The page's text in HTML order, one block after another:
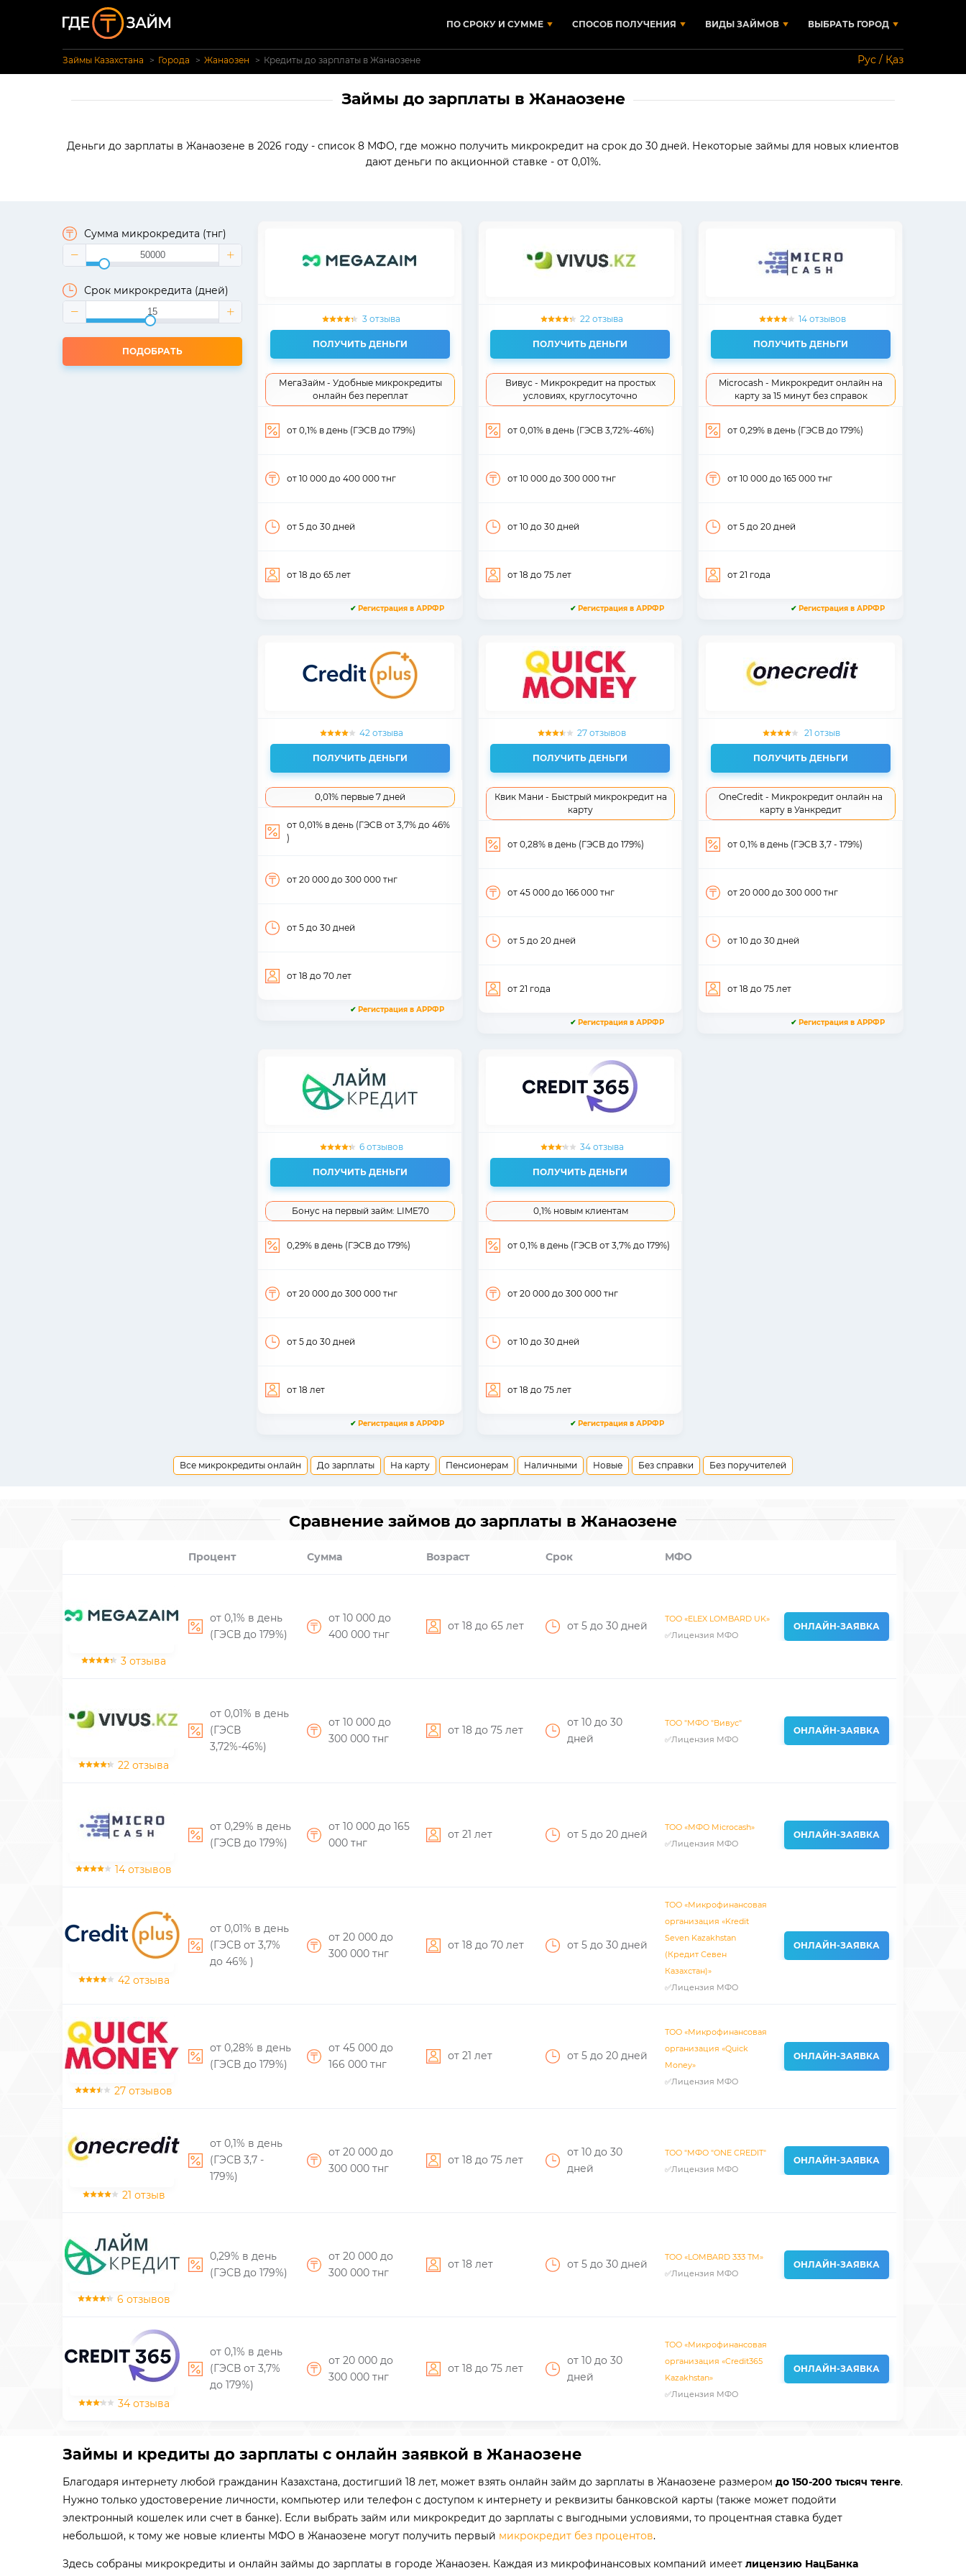
ПО СРОКУ И СУММЕ СПОСОБ ПОЛУЧЕНИЯ ВИДЫ ЗАЙМОВ ВЫБРАТЬ ГОРОД
Займы Казахстана Города Жанаозен Кредиты до зарплаты в Жанаозене Рус / Қаз
Займы до зарплаты в Жанаозене
Деньги до зарплаты в Жанаозене в 2026 году - список 8 МФО, где можно получить микрокредит на срок до 30 дней. Некоторые займы для новых клиентов
дают деньги по акционной ставке - от 0,01%.
Сумма микрокредита (тнг)
Срок микрокредита (дней)
ПОДОБРАТЬ
3 отзыва
ПОЛУЧИТЬ ДЕНЬГИ
МегаЗайм - Удобные микрокредиты
онлайн без переплат
от 0,1% в день (ГЭСВ до 179%)
от 10 000 до 400 000 тнг
от 5 до 30 дней
от 18 до 65 лет
✔Регистрация в АРРФР
22 отзыва
ПОЛУЧИТЬ ДЕНЬГИ
Вивус - Микрокредит на простых
условиях, круглосуточно
от 0,01% в день (ГЭСВ 3,72%-46%)
от 10 000 до 300 000тнг
от 10 до 30дней
от 18 до 75лет
✔ Регистрация в АРРФР
14 отзывов
ПОЛУЧИТЬ ДЕНЬГИ
Microcash - Микрокредит онлайн на
карту за 15 минут без справок
от 0,29% в день (ГЭСВ до 179%)
от 10 000 до 165 000 тнг
от 5 до 20 дней
от 21 года
✔ Регистрация в АРРФР
42 отзыва
ПОЛУЧИТЬ ДЕНЬГИ
0,01% первые 7 дней
от 0,01% в день (ГЭСВ от 3,7% до 46%
)
от 20 000 до 300 000 тнг
от 5 до 30 дней
от 18 до 70 лет
✔Регистрация в АРРФР
27 отзывов
ПОЛУЧИТЬ ДЕНЬГИ
Квик Мани - Быстрый микрокредит на
карту
от 0,28% в день (ГЭСВ до 179%)
от 45 000 до 166 000тнг
от 5 до 20дней
от 21 года
✔ Регистрация в АРРФР
21 отзыв
ПОЛУЧИТЬ ДЕНЬГИ
OneCredit - Микрокредит онлайн на
карту в Уанкредит
от 0,1% в день (ГЭСВ 3,7 - 179%)
от 20 000 до 300 000 тнг
от 10 до 30 дней
от 18 до 75 лет
✔ Регистрация в АРРФР
6 отзывов
ПОЛУЧИТЬ ДЕНЬГИ
Бонус на первый займ: LIME70
0,29% в день (ГЭСВ до 179%)
от 20 000 до 300 000 тнг
от 5 до 30 дней
от 18 лет
✔Регистрация в АРРФР
34 отзыва
ПОЛУЧИТЬ ДЕНЬГИ
0,1% новым клиентам
от 0,1% в день (ГЭСВ от 3,7% до 179%)
от 20 000 до 300 000тнг
от 10 до 30дней
от 18 до 75лет
✔ Регистрация в АРРФР
Все микрокредиты онлайн До зарплаты На карту Пенсионерам Наличными Новые Без справки Без поручителей
Сравнение займов до зарплаты в Жанаозене
Процент Сумма Возраст Срок МФО
3 отзыва
от 0,1% в день
(ГЭСВ до 179%)
от 10 000 до
400 000 тнг
от 18 до 65 лет от 5 до 30 дней
ТОО «ELEX LOMBARD UK»
✅Лицензия МФО
ОНЛАЙН-ЗАЯВКА
22 отзыва
от 0,01% в день
(ГЭСВ
3,72%-46%)
от 10 000 до
300 000 тнг
от 18 до 75 лет
от 10 до 30
дней
ТОО "МФО "Вивус"
✅Лицензия МФО
ОНЛАЙН-ЗАЯВКА
14 отзывов
от 0,29% в день
(ГЭСВ до 179%)
от 10 000 до 165
000 тнг
от 21 лет от 5 до 20 дней
ТОО «МФО Microcash»
✅Лицензия МФО
ОНЛАЙН-ЗАЯВКА
42 отзыва
от 0,01% в день
(ГЭСВ от 3,7%
до 46% )
от 20 000 до
300 000 тнг
от 18 до 70 лет от 5 до 30 дней
ТОО «Микрофинансовая
организация «Kredit
Seven Kazakhstan
(Кредит Севен
Казахстан)»
✅Лицензия МФО
ОНЛАЙН-ЗАЯВКА
27 отзывов
от 0,28% в день
(ГЭСВ до 179%)
от 45 000 до
166 000 тнг
от 21 лет от 5 до 20 дней
ТОО «Микрофинансовая
организация «Quick
Money»
✅Лицензия МФО
ОНЛАЙН-ЗАЯВКА
21 отзыв
от 0,1% в день
(ГЭСВ 3,7 -
179%)
от 20 000 до
300 000 тнг
от 18 до 75 лет
от 10 до 30
дней
ТОО "МФО "ONE CREDIT"
✅Лицензия МФО
ОНЛАЙН-ЗАЯВКА
6 отзывов
0,29% в день
(ГЭСВ до 179%)
от 20 000 до
300 000 тнг
от 18 лет от 5 до 30 дней
TOO «LOMBARD 333 ТМ»
✅Лицензия МФО
ОНЛАЙН-ЗАЯВКА
34 отзыва
от 0,1% в день
(ГЭСВ от 3,7%
до 179%)
от 20 000 до
300 000 тнг
от 18 до 75 лет
от 10 до 30
дней
ТОО «Микрофинансовая
организация «Credit365
Kazakhstan»
✅Лицензия МФО
ОНЛАЙН-ЗАЯВКА
Займы и кредиты до зарплаты с онлайн заявкой в Жанаозене
Благодаря интернету любой гражданин Казахстана, достигший 18 лет, может взять онлайн займ до зарплаты в Жанаозене размером до 150-200 тысяч тенге.
Нужно только удостоверение личности, компьютер или телефон с доступом к интернету и реквизиты банковской карты (также может подойти
электронный кошелек или счет в банке). Если выбрать займ или микрокредит до зарплаты с выгодными условиями, то процентная ставка будет
небольшой, к тому же новые клиенты МФО в Жанаозене могут получить первый микрокредит без процентов.
Здесь собраны микрокредиты и онлайн займы до зарплаты в городе Жанаозен. Каждая из микрофинансовых компаний имеет лицензию НацБанка